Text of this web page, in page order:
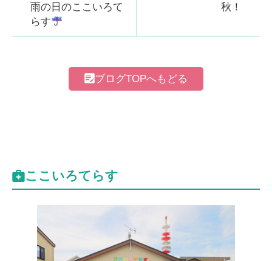
雨の日のここいろて
らす
秋！
ブログTOPへもどる
ここいろてらす